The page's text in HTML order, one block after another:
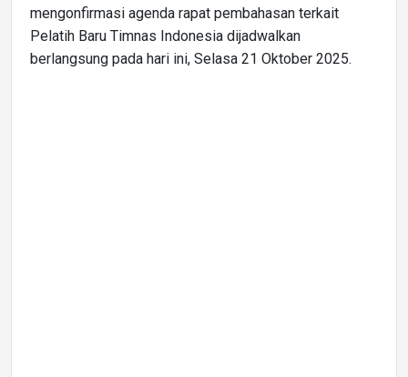
mengonfirmasi agenda rapat pembahasan terkait
Pelatih Baru Timnas Indonesia dijadwalkan
berlangsung pada hari ini, Selasa 21 Oktober 2025.